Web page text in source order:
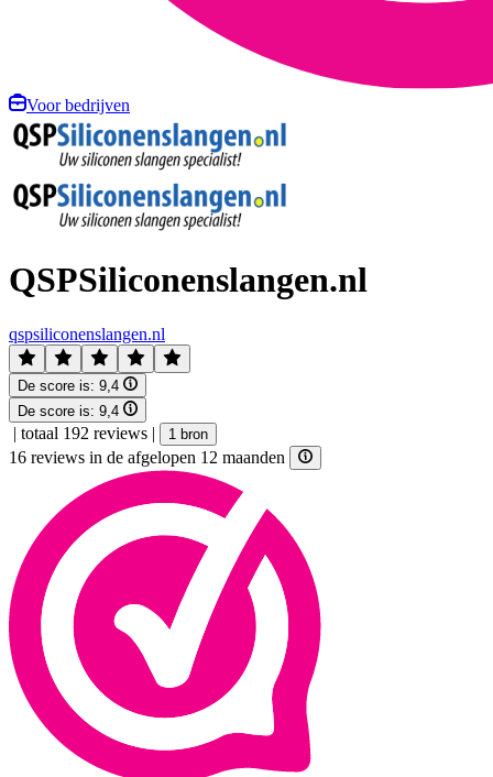
Voor bedrijven
QSPSiliconenslangen.nl
qspsiliconenslangen.nl
De score is: 9,4
De score is: 9,4
| totaal 192 reviews | 1 bron
16 reviews in de afgelopen 12 maanden